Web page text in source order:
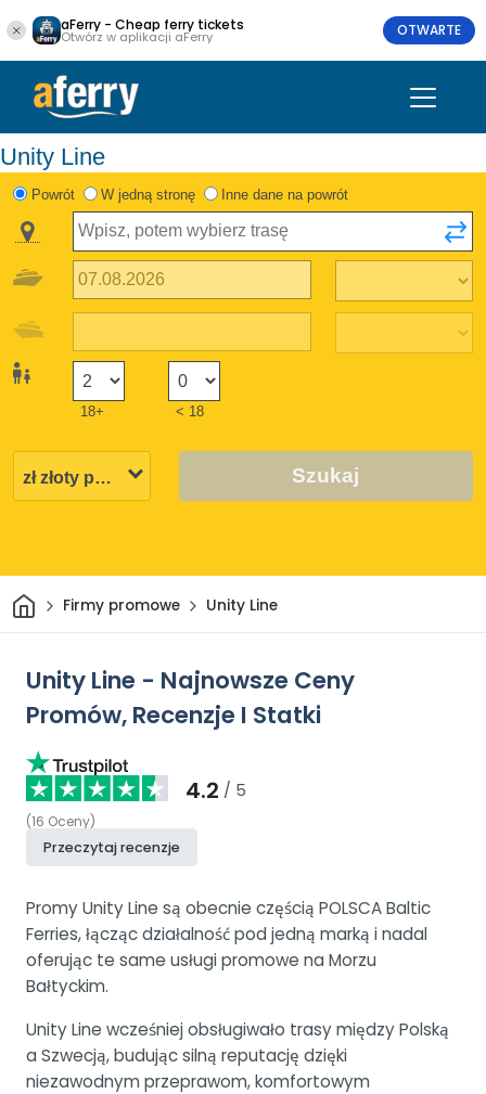
aFerry - Cheap ferry tickets
Otwórz w aplikacji aFerry OTWARTE
Unity Line
Powrót W jedną stronę Inne dane na powrót
18+ < 18
Szukaj
DomFirmy promowe Unity Line
Unity Line - Najnowsze Ceny
Promów, Recenzje I Statki
4.2 / 5
(16 Oceny)
Przeczytaj recenzje
Promy Unity Line są obecnie częścią POLSCA Baltic
Ferries, łącząc działalność pod jedną marką i nadal
oferując te same usługi promowe na Morzu
Bałtyckim.
Unity Line wcześniej obsługiwało trasy między Polską
a Szwecją, budując silną reputację dzięki
niezawodnym przeprawom, komfortowym